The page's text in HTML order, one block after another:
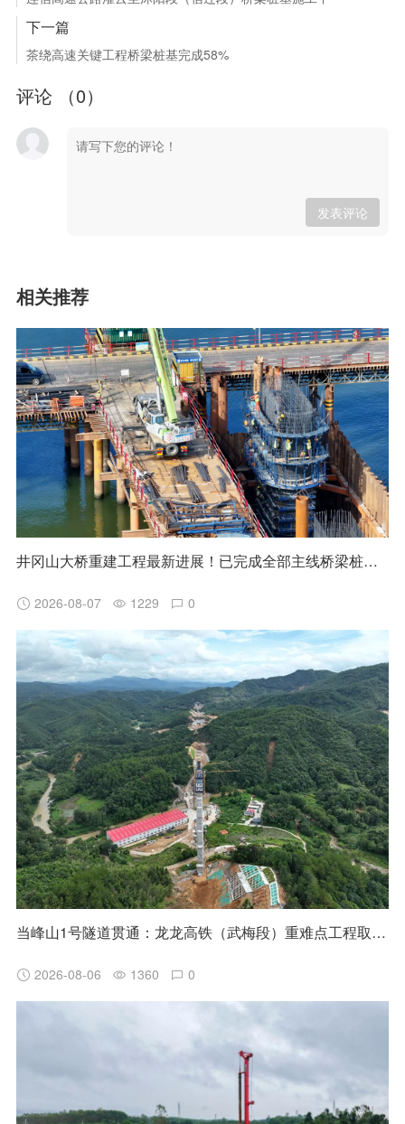
下一篇
茶绕高速关键工程桥梁桩基完成58%
评论 （0）
发表评论
相关推荐
井冈山大桥重建工程最新进展！已完成全部主线桥梁桩基施工
2026-08-07 1229 0
当峰山1号隧道贯通：龙龙高铁（武梅段）重难点工程取得阶段性突破
2026-08-06 1360 0